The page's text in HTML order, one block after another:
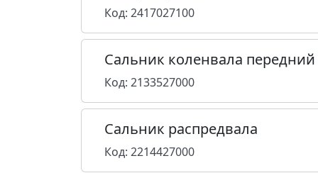
Код: 2417027100
Сальник коленвала передний
Код: 2133527000
Сальник распредвала
Код: 2214427000